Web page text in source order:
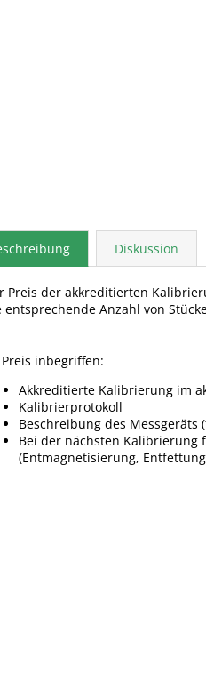
Diskussion
Preis der akkreditierten
entsprechende Anzahl von
inbegriffen:
Akkreditierte Kalibrierung im
Kalibrierprotokoll
Beschreibung des
Bei der nächsten
(Entmagnetisierung,